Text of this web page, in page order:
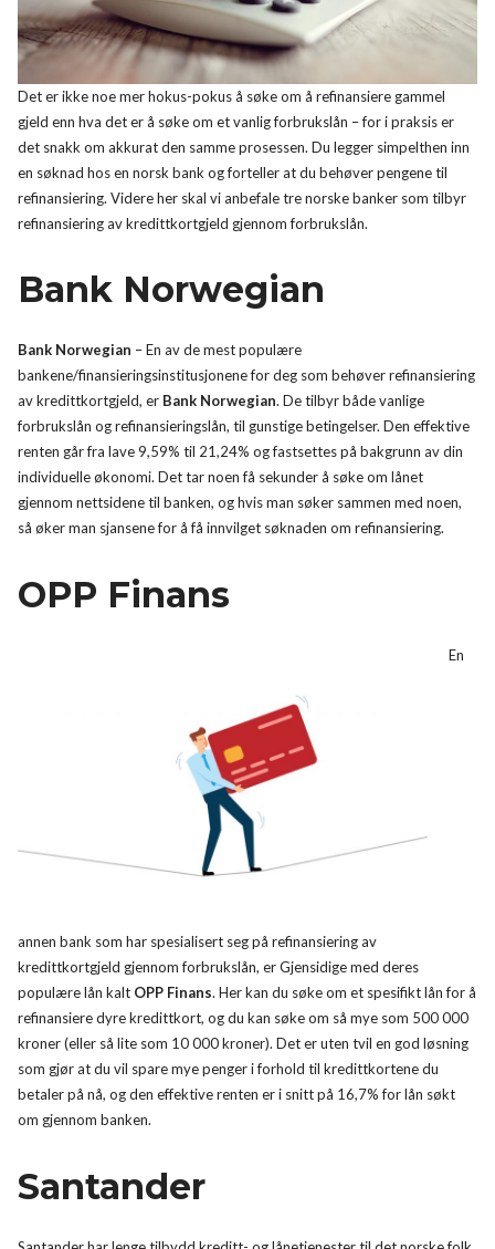
Det er ikke noe mer hokus-pokus å søke om å refinansiere gammel
gjeld enn hva det er å søke om et vanlig forbrukslån – for i praksis er
det snakk om akkurat den samme prosessen. Du legger simpelthen inn
en søknad hos en norsk bank og forteller at du behøver pengene til
refinansiering. Videre her skal vi anbefale tre norske banker som tilbyr
refinansiering av kredittkortgjeld gjennom forbrukslån.
Bank Norwegian
Bank Norwegian – En av de mest populære
bankene/finansieringsinstitusjonene for deg som behøver refinansiering
av kredittkortgjeld, er Bank Norwegian. De tilbyr både vanlige
forbrukslån og refinansieringslån, til gunstige betingelser. Den effektive
renten går fra lave 9,59% til 21,24% og fastsettes på bakgrunn av din
individuelle økonomi. Det tar noen få sekunder å søke om lånet
gjennom nettsidene til banken, og hvis man søker sammen med noen,
så øker man sjansene for å få innvilget søknaden om refinansiering.
OPP Finans
En
annen bank som har spesialisert seg på refinansiering av
kredittkortgjeld gjennom forbrukslån, er Gjensidige med deres
populære lån kalt OPP Finans. Her kan du søke om et spesifikt lån for å
refinansiere dyre kredittkort, og du kan søke om så mye som 500 000
kroner (eller så lite som 10 000 kroner). Det er uten tvil en god løsning
som gjør at du vil spare mye penger i forhold til kredittkortene du
betaler på nå, og den effektive renten er i snitt på 16,7% for lån søkt
om gjennom banken.
Santander